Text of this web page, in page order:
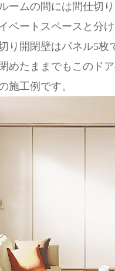
ームの間には間仕切
ベートスペースと分
り開閉壁はパネル5
めたままでもこのド
施工例です。